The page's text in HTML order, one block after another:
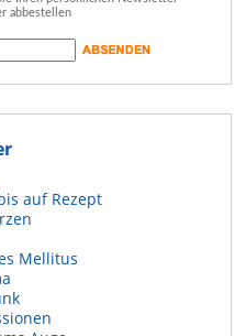
abbestellen
auf Rezept
Mellitus